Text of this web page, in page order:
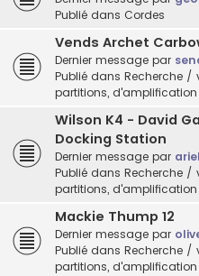
Publié dans Cordes
Vends Archet
Dernier message par
Publié dans Recherche /
partitions, d'amplification
Wilson K4 - David
Docking Station
Dernier message par
Publié dans Recherche /
partitions, d'amplification
Mackie Thump 12
Dernier message par
Publié dans Recherche /
partitions, d'amplification